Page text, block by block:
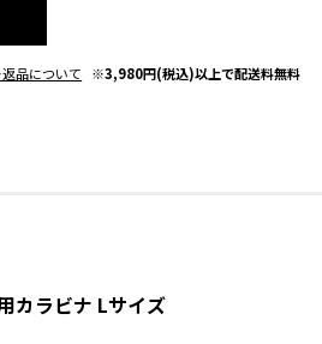
返品について ※3,980円(税込)以上で配送料無料
カラビナ Lサイズ